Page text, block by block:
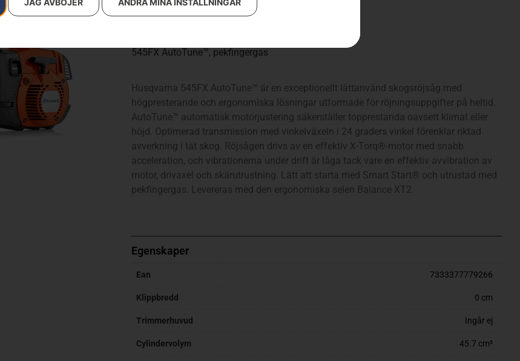
14 500kr
545FX AutoTune™, pekfingergas
Husqvarna 545FX AutoTune™ är en exceptionellt lättanvänd skogsröjsåg med
högpresterande och ergonomiska lösningar utformade för röjningsuppgifter på heltid.
AutoTune™ automatisk motorjustering säkerställer topprestanda oavsett klimat eller
höjd. Optimerad transmission med vinkelväxeln i 24 graders vinkel förenklar riktad
avverkning i tät skog. Röjsågen drivs av en effektiv X-Torq®-motor med snabb
acceleration, och vibrationerna under drift är låga tack vare en effektiv avvibration av
motor, drivaxel och skärutrustning. Lätt att starta med Smart Start® och utrustad med
pekfingergas. Levereras med den ergonomiska selen Balance XT2.
Egenskaper
Ean 7333377779266
Klippbredd 0 cm
Trimmerhuvud Ingår ej
Cylindervolym 45.7 cm³